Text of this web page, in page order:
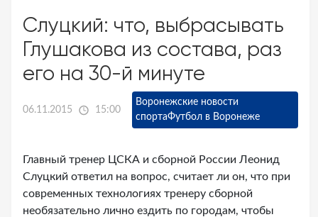
Слуцкий: что, выбрасывать
Глушакова из состава, раз
его на 30-й минуте
06.11.2015 15:00
Воронежские новости
спортаФутбол в Воронеже
Главный тренер ЦСКА и сборной России Леонид
Слуцкий ответил на вопрос, считает ли он, что при
современных технологиях тренеру сборной
необязательно лично ездить по городам, чтобы